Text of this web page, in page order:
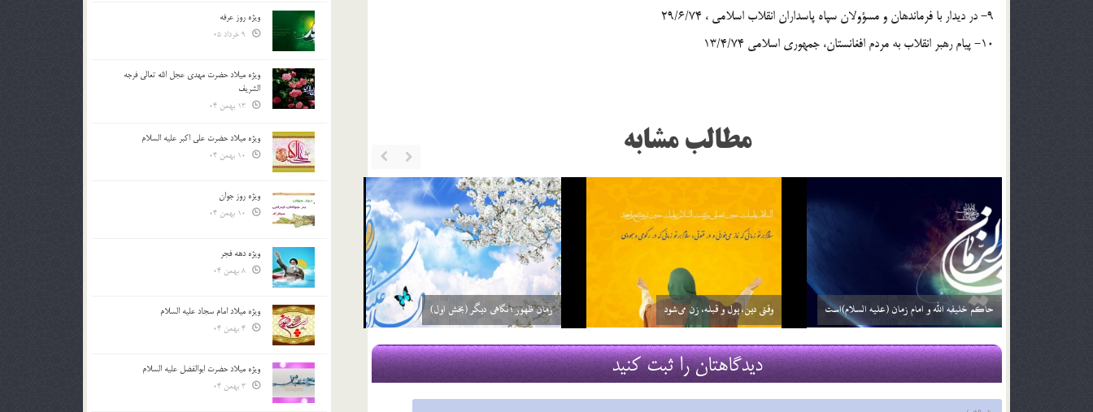
9- در ديدار با فرماندهان و مسؤولان سپاه پاسداران انقلاب اسلامى ، 29/6/74
10- پيام رهبر انقلاب به مردم افغانستان، جمهورى اسلامى 13/4/74
مطالب مشابه
زمان ظهور ؛ نگاهی دیگر (بخش دوم)
29 اسفند 03
فرج نزدیک است یعنی چه؟
29 اسفند 03
مشخصات عصر ظهور در نهج البلاغه
22 شهریور 03
دیدگاهتان را ثبت کنید
ویژه روز عرفه
ویژه میلاد حضرت مهدی عجل الله تعالی فرجه
الشريف
ویژه میلاد حضرت علی اکبر علیه السلام
ویژه روز جوان
ویژه دهه فجر
ویژه میلاد امام سجاد علیه السلام
ویژه میلاد حضرت ابوالفضل علیه السلام